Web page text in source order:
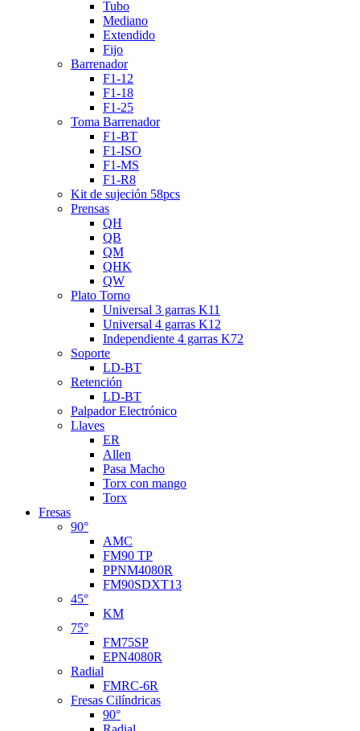
Tubo
Mediano
Extendido
Fijo
Barrenador
F1-12
F1-18
F1-25
Toma Barrenador
F1-BT
F1-ISO
F1-MS
F1-R8
Kit de sujeción 58pcs
Prensas
QH
QB
QM
QHK
QW
Plato Torno
Universal 3 garras K11
Universal 4 garras K12
Independiente 4 garras K72
Soporte
LD-BT
Retención
LD-BT
Palpador Electrónico
Llaves
ER
Allen
Pasa Macho
Torx con mango
Torx
Fresas
90°
AMC
FM90 TP
PPNM4080R
FM90SDXT13
45°
KM
75°
FM75SP
EPN4080R
Radial
FMRC-6R
Fresas Cilíndricas
90°